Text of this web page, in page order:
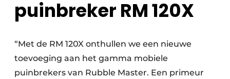
Glasrecyclage
Kunststofafval
Medisch afval
puinbreker RM 120X
“Met de RM 120X onthullen we een nieuwe
toevoeging aan het gamma mobiele
puinbrekers van Rubble Master. Een primeur